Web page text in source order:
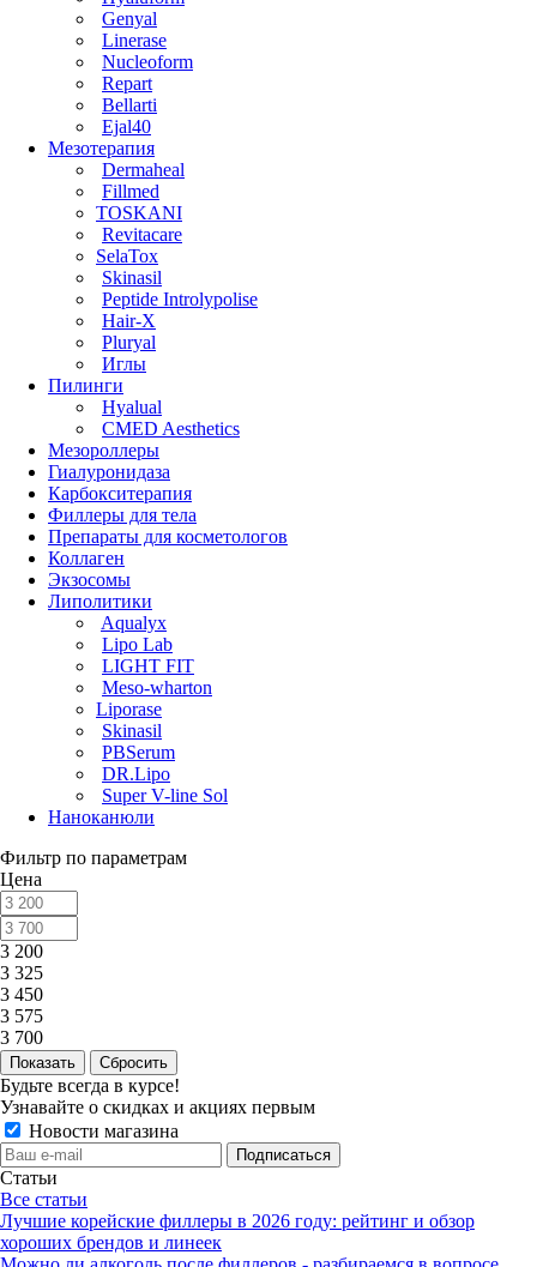
Genyal
Linerase
Nucleoform
Repart
Bellarti
Ejal40
Мезотерапия
Dermaheal
Fillmed
TOSKANI
Revitacare
SelaTox
Skinasil
Peptide Introlypolise
Hair-X
Pluryal
Иглы
Пилинги
Hyalual
CMED Aesthetics
Мезороллеры
Гиалуронидаза
Карбокситерапия
Филлеры для тела
Препараты для косметологов
Коллаген
Экзосомы
Липолитики
Aqualyx
Lipo Lab
LIGHT FIT
Meso-wharton
Liporase
Skinasil
PBSerum
DR.Lipo
Super V-line Sol
Наноканюли
Фильтр по параметрам
Цена
3 200
3 325
3 450
3 575
3 700
Сбросить
Будьте всегда в курсе!
Узнавайте о скидках и акциях первым
Новости магазина
Статьи
Все статьи
Лучшие корейские филлеры в 2026 году: рейтинг и обзор
хороших брендов и линеек